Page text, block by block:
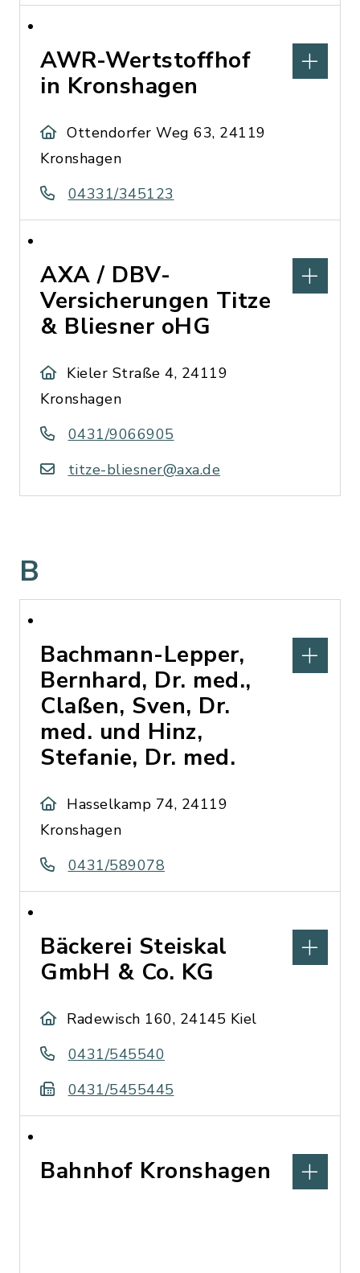
AWR-Wertstoffhof
in Kronshagen
Ottendorfer Weg 63, 24119
Kronshagen
04331/345123
AXA / DBV-
Versicherungen Titze
& Bliesner oHG
Kieler Straße 4, 24119
Kronshagen
0431/9066905
titze-bliesner@axa.de
B
Bachmann-Lepper,
Bernhard, Dr. med.,
Claßen, Sven, Dr.
med. und Hinz,
Stefanie, Dr. med.
Hasselkamp 74, 24119
Kronshagen
0431/589078
Bäckerei Steiskal
GmbH & Co. KG
Radewisch 160, 24145 Kiel
0431/545540
0431/5455445
Bahnhof Kronshagen